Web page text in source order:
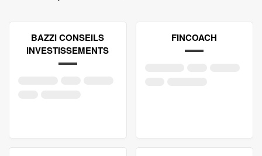
BAZZI CONSEILS
INVESTISSEMENTS
FINCOACH